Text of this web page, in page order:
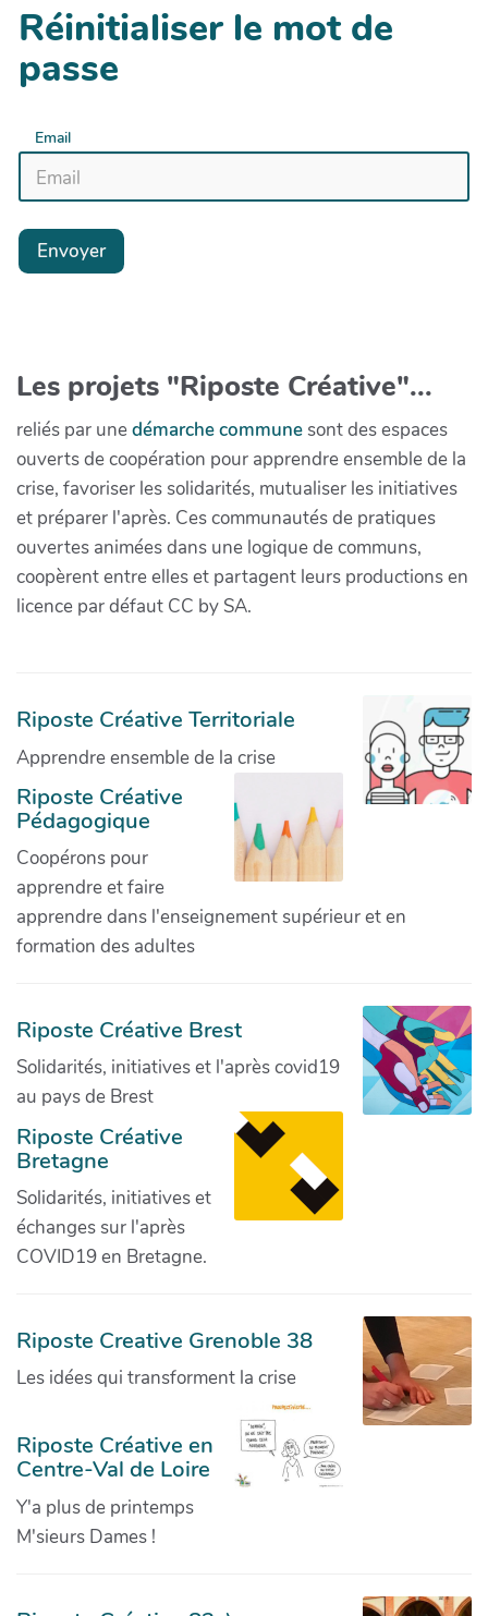
Réinitialiser le mot de
passe
Email
Envoyer
Les projets "Riposte Créative"...
reliés par unedémarche communesont des espaces
ouverts de coopération pour apprendre ensemble de la
crise, favoriser les solidarités, mutualiser les initiatives
et préparer l'après. Ces communautés de pratiques
ouvertes animées dans une logique de communs,
coopèrent entre elles et partagent leurs productions en
licence par défaut CC by SA.
Riposte Créative Territoriale
Apprendre ensemble de la crise
Riposte Créative
Pédagogique
Coopérons pour
apprendre et faire
apprendre dans l'enseignement supérieur et en
formation des adultes
Riposte Créative Brest
Solidarités, initiatives et l'après covid19
au pays de Brest
Riposte Créative
Bretagne
Solidarités, initiatives et
échanges sur l'après
COVID19 en Bretagne.
Riposte Creative Grenoble 38
Les idées qui transforment la crise
Riposte Créative en
Centre-Val de Loire
Y'a plus de printemps
M'sieurs Dames !